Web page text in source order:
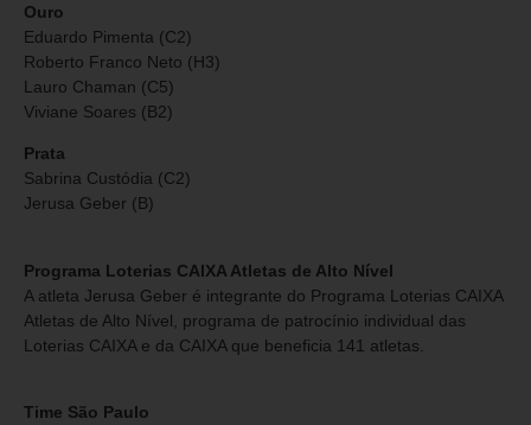
Ouro
Eduardo Pimenta (C2)
Roberto Franco Neto (H3)
Lauro Chaman (C5)
Viviane Soares (B2)
Prata
Sabrina Custódia (C2)
Jerusa Geber (B)
Programa Loterias CAIXA Atletas de Alto Nível
A atleta Jerusa Geber é integrante do Programa Loterias CAIXA
Atletas de Alto Nível, programa de patrocínio individual das
Loterias CAIXA e da CAIXA que beneficia 141 atletas.
Time São Paulo